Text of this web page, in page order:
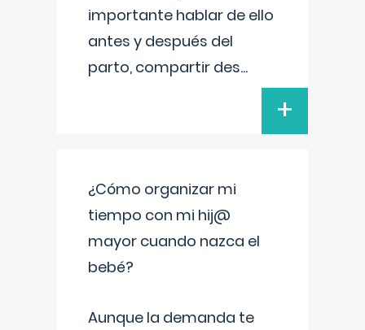
importante hablar de ello
antes y después del
parto, compartir des...
+
¿Cómo organizar mi
tiempo con mi hij@
mayor cuando nazca el
bebé?
Aunque la demanda te